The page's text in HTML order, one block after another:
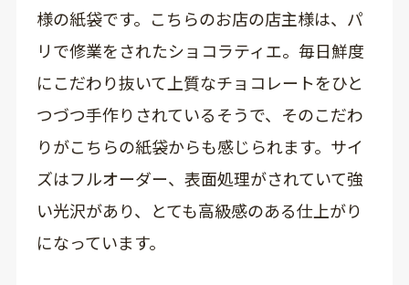
様の紙袋です。こちらのお店の店主様は、パ
リで修業をされたショコラティエ。毎日鮮度
にこだわり抜いて上質なチョコレートをひと
つづつ手作りされているそうで、そのこだわ
りがこちらの紙袋からも感じられます。サイ
ズはフルオーダー、表面処理がされていて強
い光沢があり、とても高級感のある仕上がり
になっています。